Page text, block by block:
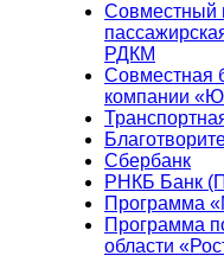
Совместный
РДКМ
Совместная
компании
Сбербанк
РНКБ Банк
Программа
Программа
области